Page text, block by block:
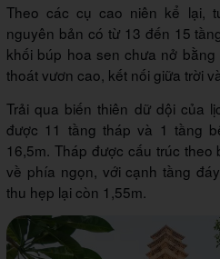
Theo các cụ cao niên kể lại,
nguyên bản có từ 13 đến 15
khối búp hoa sen chưa nở
thoát vươn cao, kết nối giữa trời
Trải qua biến thiên dữ dội của
được 11 tầng tháp và 1 tầng
16,5m. Tháp được cấu trúc
về phía ngọn, với cạnh tầng
thu hẹp lại còn 1,55m.